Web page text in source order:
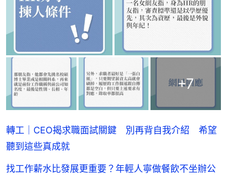
+7
轉工｜CEO揭求職面試關鍵 別再背自我介紹 希望
聽到這些真成就
找工作薪水比發展更重要？年輕人寧做餐飲不坐辦公